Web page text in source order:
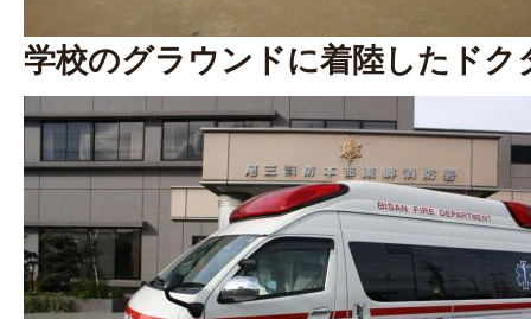
学校のグラウンドに着陸したドク